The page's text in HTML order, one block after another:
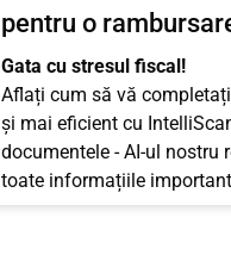
pentru o
Gata cu stresul fiscal!
Aflați cum să vă
și mai eficient cu
documentele - AI-ul nostru
toate informațiile